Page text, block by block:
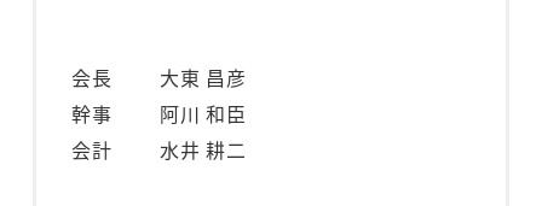
会長
大東 昌彦
幹事
阿川 和臣
会計
水井 耕二